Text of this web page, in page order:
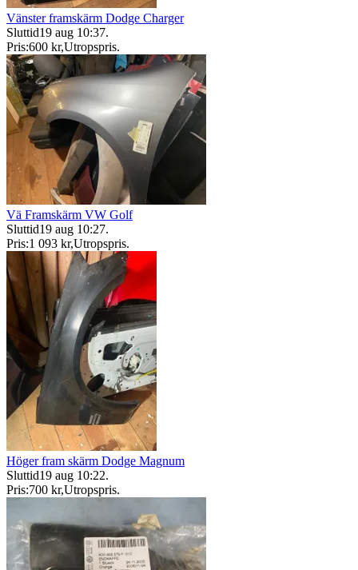
Vänster framskärm Dodge Charger
Sluttid19 aug 10:37.
Pris:600 kr,Utropspris.
Vä Framskärm VW Golf
Sluttid19 aug 10:27.
Pris:1 093 kr,Utropspris.
Höger fram skärm Dodge Magnum
Sluttid19 aug 10:22.
Pris:700 kr,Utropspris.